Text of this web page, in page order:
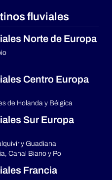
fluviales
Norte de Europa
Centro Europa
de Holanda y Bélgica
Sur Europa
y Guadiana
Canal Biano y Po
Francia